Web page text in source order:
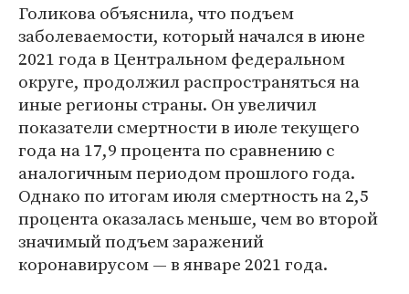
Голикова объяснила, что подъем
заболеваемости, который начался в июне
2021 года в Центральном федеральном
округе, продолжил распространяться на
иные регионы страны. Он увеличил
показатели смертности в июле текущего
года на 17,9 процента по сравнению с
аналогичным периодом прошлого года.
Однако по итогам июля смертность на 2,5
процента оказалась меньше, чем во второй
значимый подъем заражений
коронавирусом — в январе 2021 года.